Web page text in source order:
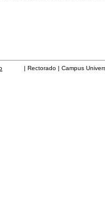
| Rectorado | Campus